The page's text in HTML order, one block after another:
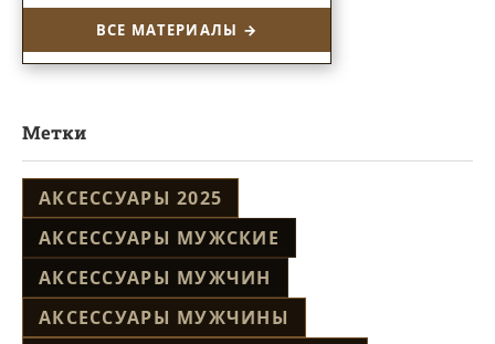
ВСЕ МАТЕРИАЛЫ →
Метки
АКСЕССУАРЫ 2025
АКСЕССУАРЫ МУЖСКИЕ
АКСЕССУАРЫ МУЖЧИН
АКСЕССУАРЫ МУЖЧИНЫ